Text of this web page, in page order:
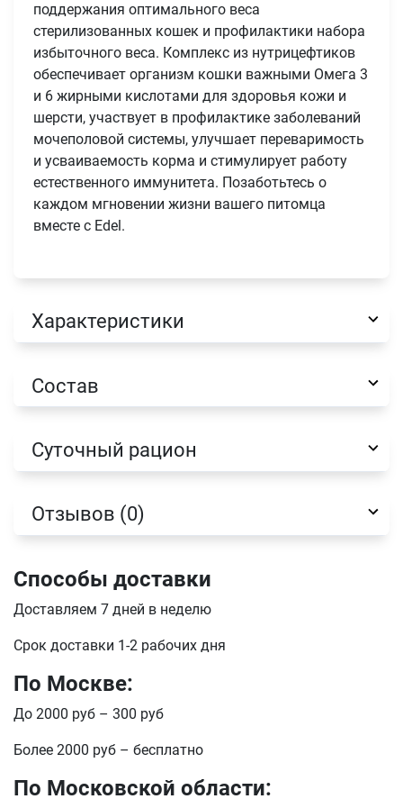
поддержания оптимального веса
стерилизованных кошек и профилактики набора
избыточного веса. Комплекс из нутрицефтиков
обеспечивает организм кошки важными Омега 3
и 6 жирными кислотами для здоровья кожи и
шерсти, участвует в профилактике заболеваний
мочеполовой системы, улучшает переваримость
и усваиваемость корма и стимулирует работу
естественного иммунитета. Позаботьтесь о
каждом мгновении жизни вашего питомца
вместе с Edel.
Характеристики
Состав
Суточный рацион
Отзывов (0)
Способы доставки
Доставляем 7 дней в неделю
Срок доставки 1-2 рабочих дня
По Москве:
До 2000 руб – 300 руб
Более 2000 руб – бесплатно
По Московской области:
Продолжить покупки
Имя
Телефон
E-mail
отправить